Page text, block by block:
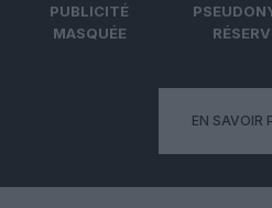
PUBLICITÉ
MASQUÉE
EN SAVOIR